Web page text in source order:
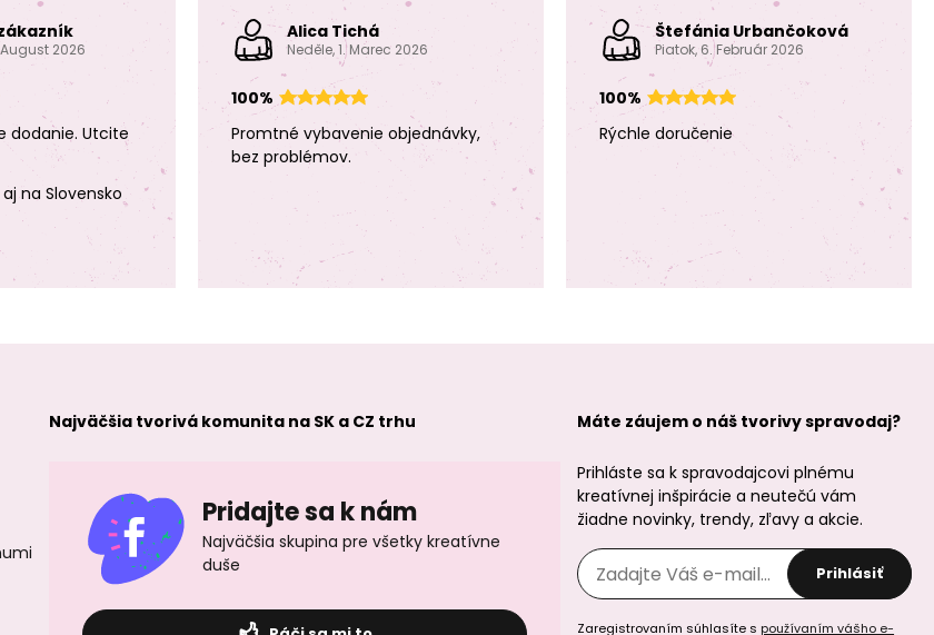
Preciosa MC
nažehľovacie
šatónové ruže
MAXIMA SS20
Crystal Capri
Gold
Preciosa MC
nažehľovacie
šatónové ruže
MAXIMA SS20
Crystal Labrador
Preciosa MC
Preciosa MC
nažehľovacie
Preciosa MC
nažehľovacie
šatónové ruže
MAXIMA SS20 Jet
Hematite
Preciosa MC
nažehľovacie
šatónové ruže
MAXIMA SS20
Capri Blue
2026
dodanie. Utcite
na Slovensko
Alica Tichá
Neděle, 1. Marec 2026
100%
Promtné vybavenie objednávky,
bez problémov.
Štefánia Urbančoková
Piatok, 6. Február 2026
100%
Rýchle doručenie
Najväčšia tvorivá komunita na SK a CZ trhu
Pridajte sa k nám
Najväčšia skupina pre všetky kreatívne
duše
Máte záujem o náš tvorivy spravodaj?
Prihláste sa k spravodajcovi plnému
kreatívnej inšpirácie a neutečú vám
žiadne novinky, trendy, zľavy a akcie.
Prihlásiť
Zaregistrovaním súhlasíte s používaním vášho e-